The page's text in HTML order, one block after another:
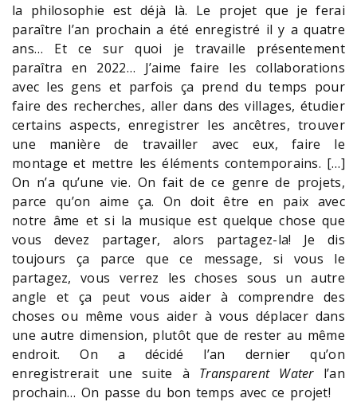
la philosophie est déjà là. Le projet que je ferai
paraître l’an prochain a été enregistré il y a quatre
ans… Et ce sur quoi je travaille présentement
paraîtra en 2022… J’aime faire les collaborations
avec les gens et parfois ça prend du temps pour
faire des recherches, aller dans des villages, étudier
certains aspects, enregistrer les ancêtres, trouver
une manière de travailler avec eux, faire le
montage et mettre les éléments contemporains. […]
On n’a qu’une vie. On fait de ce genre de projets,
parce qu’on aime ça. On doit être en paix avec
notre âme et si la musique est quelque chose que
vous devez partager, alors partagez-la! Je dis
toujours ça parce que ce message, si vous le
partagez, vous verrez les choses sous un autre
angle et ça peut vous aider à comprendre des
choses ou même vous aider à vous déplacer dans
une autre dimension, plutôt que de rester au même
endroit. On a décidé l’an dernier qu’on
enregistrerait une suite à Transparent Waterl’an
prochain… On passe du bon temps avec ce projet!